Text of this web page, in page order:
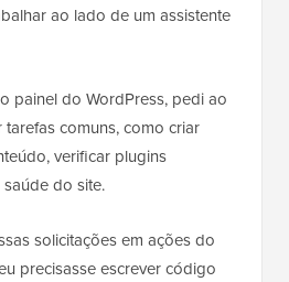
ao lado de um assistente
painel do WordPress, pedi ao
comuns, como criar
verificar plugins
do site.
solicitações em ações do
precisasse escrever código